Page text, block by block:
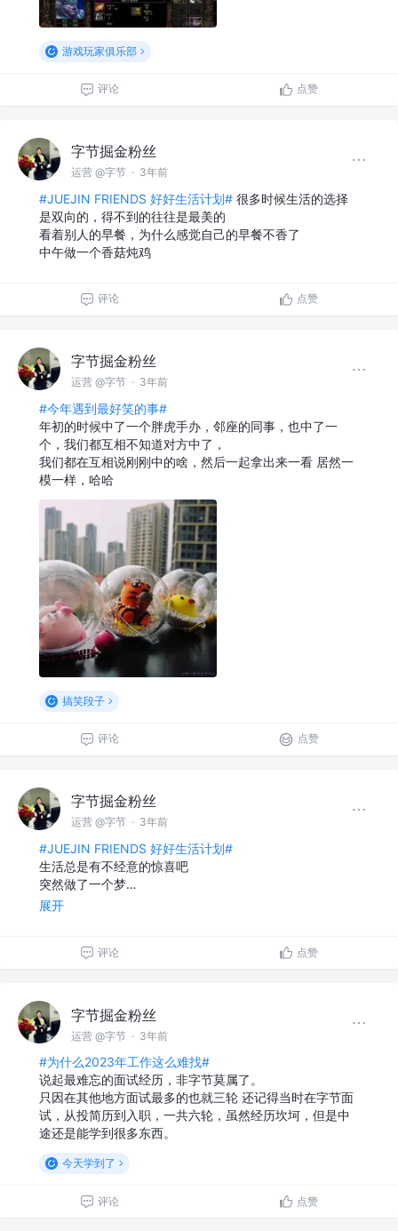
游戏玩家俱乐部
评论 点赞
字节掘金粉丝
运营 @字节 · 3年前
#JUEJIN FRIENDS 好好生活计划# 很多时候生活的选择
是双向的，得不到的往往是最美的
看着别人的早餐，为什么感觉自己的早餐不香了
中午做一个香菇炖鸡
评论 点赞
字节掘金粉丝
运营 @字节 · 3年前
#今年遇到最好笑的事#
年初的时候中了一个胖虎手办，邻座的同事，也中了一
个，我们都互相不知道对方中了，
我们都在互相说刚刚中的啥，然后一起拿出来一看 居然一
模一样，哈哈
搞笑段子
评论 点赞
字节掘金粉丝
运营 @字节 · 3年前
#JUEJIN FRIENDS 好好生活计划#
生活总是有不经意的惊喜吧
突然做了一个梦…
展开
评论 点赞
字节掘金粉丝
运营 @字节 · 3年前
#为什么2023年工作这么难找#
说起最难忘的面试经历，非字节莫属了。
只因在其他地方面试最多的也就三轮 还记得当时在字节面
试，从投简历到入职，一共六轮，虽然经历坎坷，但是中
途还是能学到很多东西。
今天学到了
评论 点赞